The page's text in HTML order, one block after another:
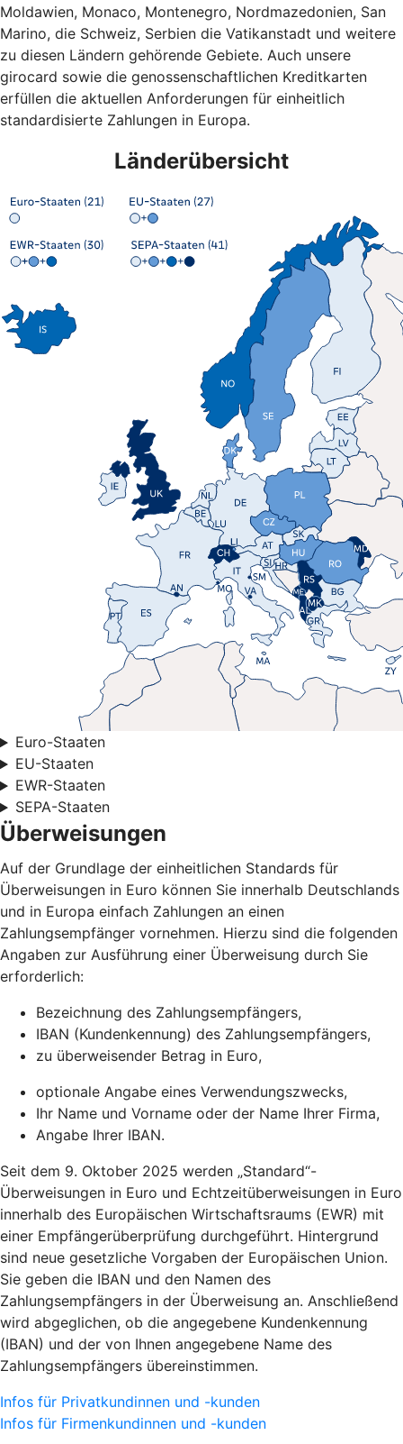
Moldawien, Monaco, Montenegro, Nordmazedonien, San
Marino, die Schweiz, Serbien die Vatikanstadt und weitere
zu diesen Ländern gehörende Gebiete. Auch unsere
girocard sowie die genossenschaftlichen Kreditkarten
erfüllen die aktuellen Anforderungen für einheitlich
standardisierte Zahlungen in Europa.
Länderübersicht
Euro-Staaten
EU-Staaten
EWR-Staaten
SEPA-Staaten
Überweisungen
Auf der Grundlage der einheitlichen Standards für
Überweisungen in Euro können Sie innerhalb Deutschlands
und in Europa einfach Zahlungen an einen
Zahlungsempfänger vornehmen. Hierzu sind die folgenden
Angaben zur Ausführung einer Überweisung durch Sie
erforderlich:
Bezeichnung des Zahlungsempfängers,
IBAN (Kundenkennung) des Zahlungsempfängers,
zu überweisender Betrag in Euro,
optionale Angabe eines Verwendungszwecks,
Ihr Name und Vorname oder der Name Ihrer Firma,
Angabe Ihrer IBAN.
Seit dem 9. Oktober 2025 werden „Standard“-
Überweisungen in Euro und Echtzeitüberweisungen in Euro
innerhalb des Europäischen Wirtschaftsraums (EWR) mit
einer Empfängerüberprüfung durchgeführt. Hintergrund
sind neue gesetzliche Vorgaben der Europäischen Union.
Sie geben die IBAN und den Namen des
Zahlungsempfängers in der Überweisung an. Anschließend
wird abgeglichen, ob die angegebene Kundenkennung
(IBAN) und der von Ihnen angegebene Name des
Zahlungsempfängers übereinstimmen.
Infos für Privatkundinnen und -kunden
Infos für Firmenkundinnen und -kunden